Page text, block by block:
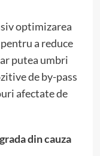
optimizarea
a reduce
putea umbri
de by-pass
afectate de
din cauza